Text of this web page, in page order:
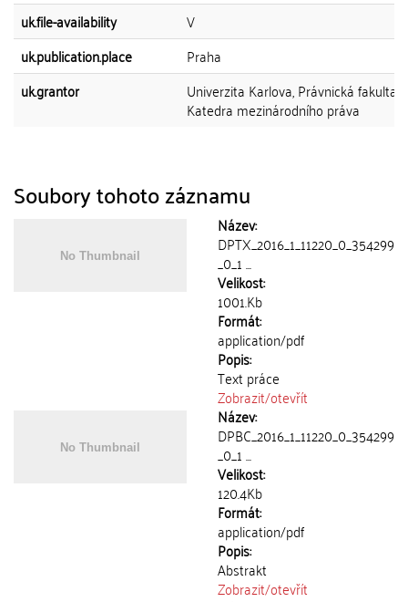
uk.file-availability
V
uk.publication.place
Praha
uk.grantor
Univerzita Karlova, Právnická fakulta,
Katedra mezinárodního práva
Soubory tohoto záznamu
Název:
DPTX_2016_1_11220_0_354299
_0_1 ...
Velikost:
1001.Kb
Formát:
application/pdf
Popis:
Text práce
Zobrazit/otevřít
Název:
DPBC_2016_1_11220_0_354299
_0_1 ...
Velikost:
120.4Kb
Formát:
application/pdf
Popis:
Abstrakt
Zobrazit/otevřít